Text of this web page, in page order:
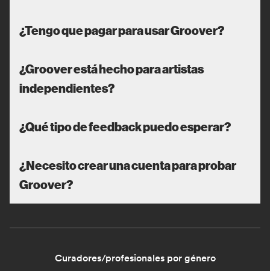
¿Tengo que pagar para usar Groover?
¿Groover está hecho para artistas
independientes?
¿Qué tipo de feedback puedo esperar?
¿Necesito crear una cuenta para probar
Groover?
Curadores/profesionales por género